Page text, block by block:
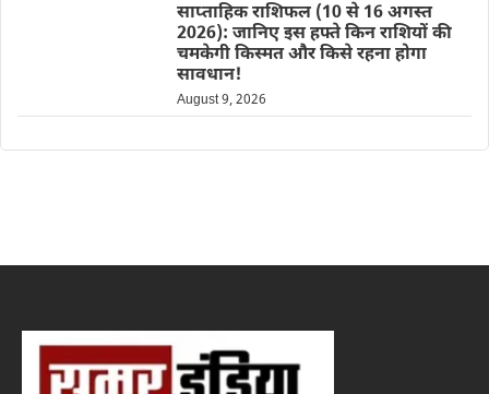
साप्ताहिक राशिफल (10 से 16 अगस्त
2026): जानिए इस हफ्ते किन राशियों की
चमकेगी किस्मत और किसे रहना होगा
सावधान!
August 9, 2026